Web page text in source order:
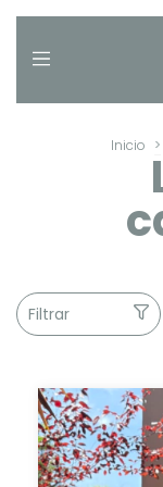
Inicio >
Filtrar